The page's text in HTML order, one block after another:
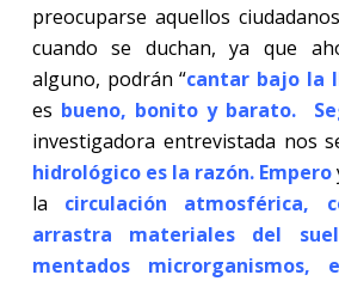
preocuparse aquellos
cuando se duchan, ya que
alguno, podrán “cantar bajo la
es bueno, bonito y barato.
investigadora entrevistada nos
hidrológico es la razón. Empero
la circulación atmosférica,
arrastra materiales del
mentados microrganismos,